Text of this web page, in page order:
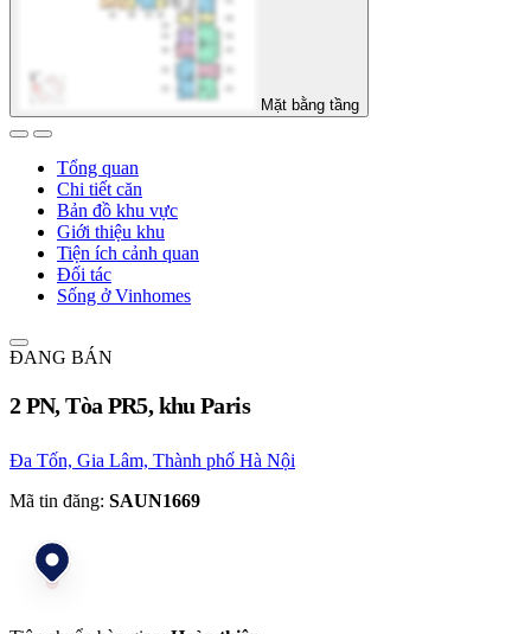
Mặt bằng tầng
Tổng quan
Chi tiết căn
Bản đồ khu vực
Giới thiệu khu
Tiện ích cảnh quan
Đối tác
Sống ở Vinhomes
ĐANG BÁN
2 PN, Tòa PR5, khu Paris
Đa Tốn, Gia Lâm, Thành phố Hà Nội
Mã tin đăng: SAUN1669